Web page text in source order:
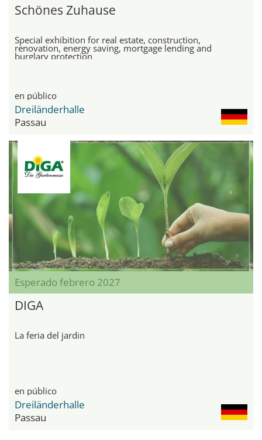
Schönes Zuhause
Special exhibition for real estate, construction,
renovation, energy saving, mortgage lending and
burglary protection
en público
Dreiländerhalle
Passau
Esperado febrero 2027
DIGA
La feria del jardin
en público
Dreiländerhalle
Passau